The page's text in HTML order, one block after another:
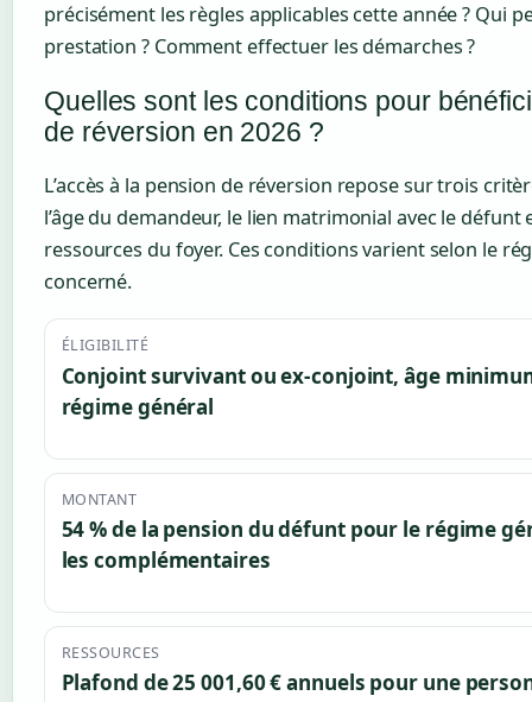
précisément les règles applicables cette année ? Qui
prestation ? Comment effectuer les démarches ?
Quelles sont les conditions pour
de réversion en 2026 ?
L’accès à la pension de réversion repose sur trois
l’âge du demandeur, le lien matrimonial avec le défunt
ressources du foyer. Ces conditions varient selon le
concerné.
ÉLIGIBILITÉ
Conjoint survivant ou ex-conjoint, âge
régime général
MONTANT
54 % de la pension du défunt pour le régime
les complémentaires
RESSOURCES
Plafond de 25 001,60 € annuels pour une